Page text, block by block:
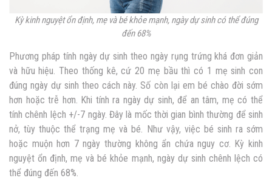
Kỳ kinh nguyệt ổn định, mẹ và bé khỏe mạnh, ngày dự sinh có thể đúng
đến 68%
Phương pháp tính ngày dự sinh theo ngày rụng trứng khá đơn giản
và hữu hiệu. Theo thống kê, cứ 20 mẹ bầu thì có 1 mẹ sinh con
đúng ngày dự sinh theo cách này. Số còn lại em bé chào đời sớm
hơn hoặc trễ hơn. Khi tính ra ngày dự sinh, để an tâm, mẹ có thể
tính chênh lệch +/-7 ngày. Đây là mốc thời gian bình thường để sinh
nở, tùy thuộc thể trạng mẹ và bé. Như vậy, việc bé sinh ra sớm
hoặc muộn hơn 7 ngày thường không ẩn chứa nguy cơ. Kỳ kinh
nguyệt ổn định, mẹ và bé khỏe mạnh, ngày dự sinh chênh lệch có
thể đúng đến 68%.